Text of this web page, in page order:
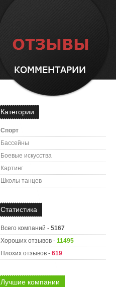
Категории
Спорт
Бассейны
Боевые искусства
Картинг
Школы танцев
Статистика
Всего компаний - 5167
Хороших отзывов - 11495
Плохих отзывов - 619
Лучшие компании